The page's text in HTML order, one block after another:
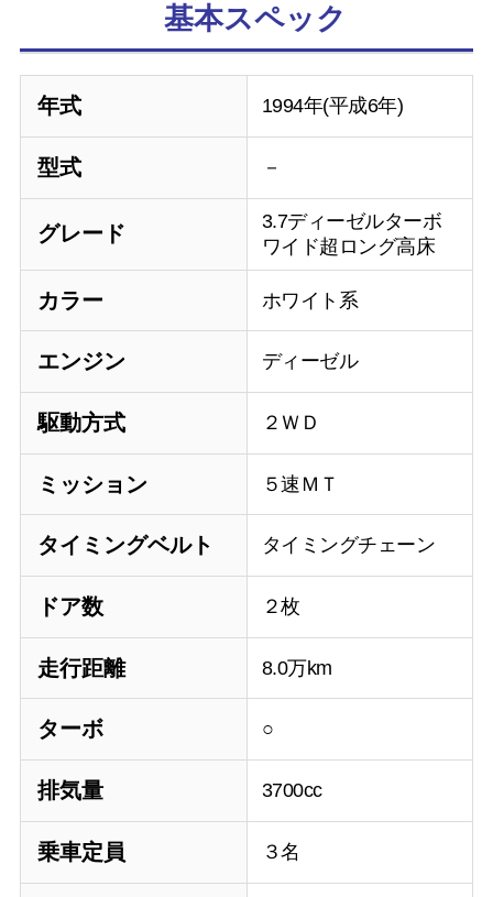
基本スペック
年式 1994年(平成6年)
型式 －
グレード
3.7ディーゼルターボ
ワイド超ロング高床
カラー ホワイト系
エンジン ディーゼル
駆動方式 ２ＷＤ
ミッション ５速ＭＴ
タイミングベルト タイミングチェーン
ドア数 ２枚
走行距離 8.0万km
ターボ ○
排気量 3700cc
乗車定員 ３名